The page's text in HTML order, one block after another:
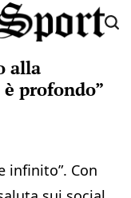
alla
profondo”
infinito”. Con